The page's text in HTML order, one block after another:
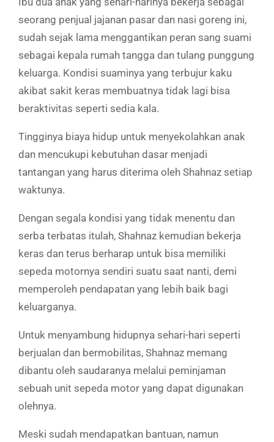
seorang penjual jajanan pasar dan nasi goreng ini,
sudah sejak lama menggantikan peran sang suami
sebagai kepala rumah tangga dan tulang punggung
keluarga. Kondisi suaminya yang terbujur kaku
akibat sakit keras membuatnya tidak lagi bisa
beraktivitas seperti sedia kala.
Tingginya biaya hidup untuk menyekolahkan anak
dan mencukupi kebutuhan dasar menjadi
tantangan yang harus diterima oleh Shahnaz setiap
waktunya.
Dengan segala kondisi yang tidak menentu dan
serba terbatas itulah, Shahnaz kemudian bekerja
keras dan terus berharap untuk bisa memiliki
sepeda motornya sendiri suatu saat nanti, demi
memperoleh pendapatan yang lebih baik bagi
keluarganya.
Untuk menyambung hidupnya sehari-hari seperti
berjualan dan bermobilitas, Shahnaz memang
dibantu oleh saudaranya melalui peminjaman
sebuah unit sepeda motor yang dapat digunakan
olehnya.
Meski sudah mendapatkan bantuan, namun